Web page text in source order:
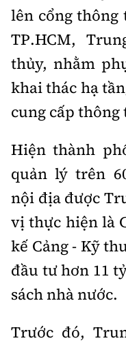
lên cổng thông
TP.HCM,
thủy, nhằm
khai thác hạ
cung cấp
Hiện thành
quản lý trên
nội địa được
vị thực hiện là
kế Cảng - Kỹ
đầu tư hơn 11
sách nhà nước.
Trước đó,